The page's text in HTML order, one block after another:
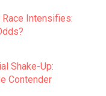
Intensifies:
Shake-Up:
Contender